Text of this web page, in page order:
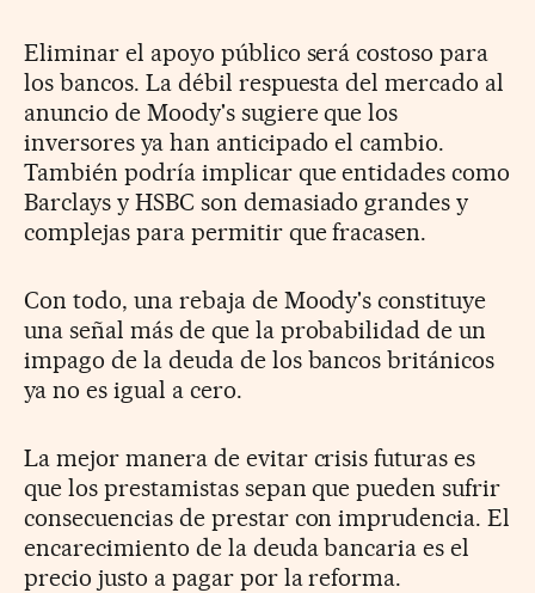
Eliminar el apoyo público será costoso para
los bancos. La débil respuesta del mercado al
anuncio de Moody's sugiere que los
inversores ya han anticipado el cambio.
También podría implicar que entidades como
Barclays y HSBC son demasiado grandes y
complejas para permitir que fracasen.
Con todo, una rebaja de Moody's constituye
una señal más de que la probabilidad de un
impago de la deuda de los bancos británicos
ya no es igual a cero.
La mejor manera de evitar crisis futuras es
que los prestamistas sepan que pueden sufrir
consecuencias de prestar con imprudencia. El
encarecimiento de la deuda bancaria es el
precio justo a pagar por la reforma.